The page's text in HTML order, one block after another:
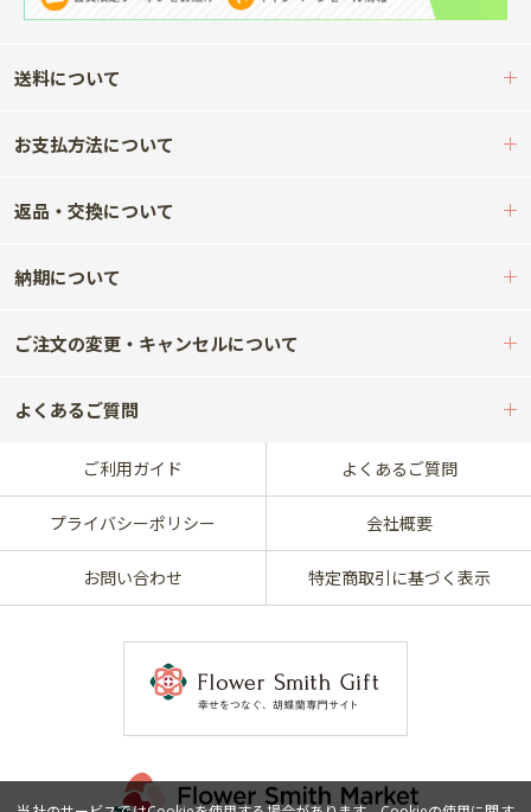
送料について
お支払方法について
返品・交換について
納期について
ご注文の変更・キャンセルについて
よくあるご質問
ご利用ガイド よくあるご質問
プライバシーポリシー 会社概要
お問い合わせ 特定商取引に基づく表示